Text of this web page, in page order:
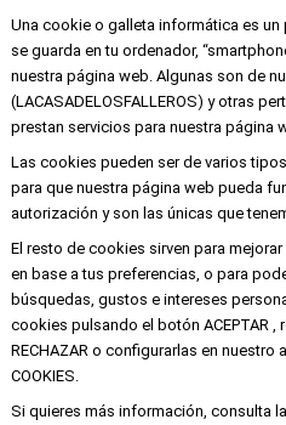
EMPRESA
Mi cuenta
Política de privacidad
Condiciones de
Copyright ©Alba
Una cookie o galleta informática es
se guarda en tu ordenador,
nuestra página web. Algunas son de
(LACASADELOSFALLEROS) y otras
prestan servicios para nuestra página
Las cookies pueden ser de varios
para que nuestra página web pueda
autorización y son las únicas que
El resto de cookies sirven para
en base a tus preferencias, o para
búsquedas, gustos e intereses
cookies pulsando el botón ACEPTAR
RECHAZAR o configurarlas en nuestro
COOKIES.
Si quieres más información, consulta la